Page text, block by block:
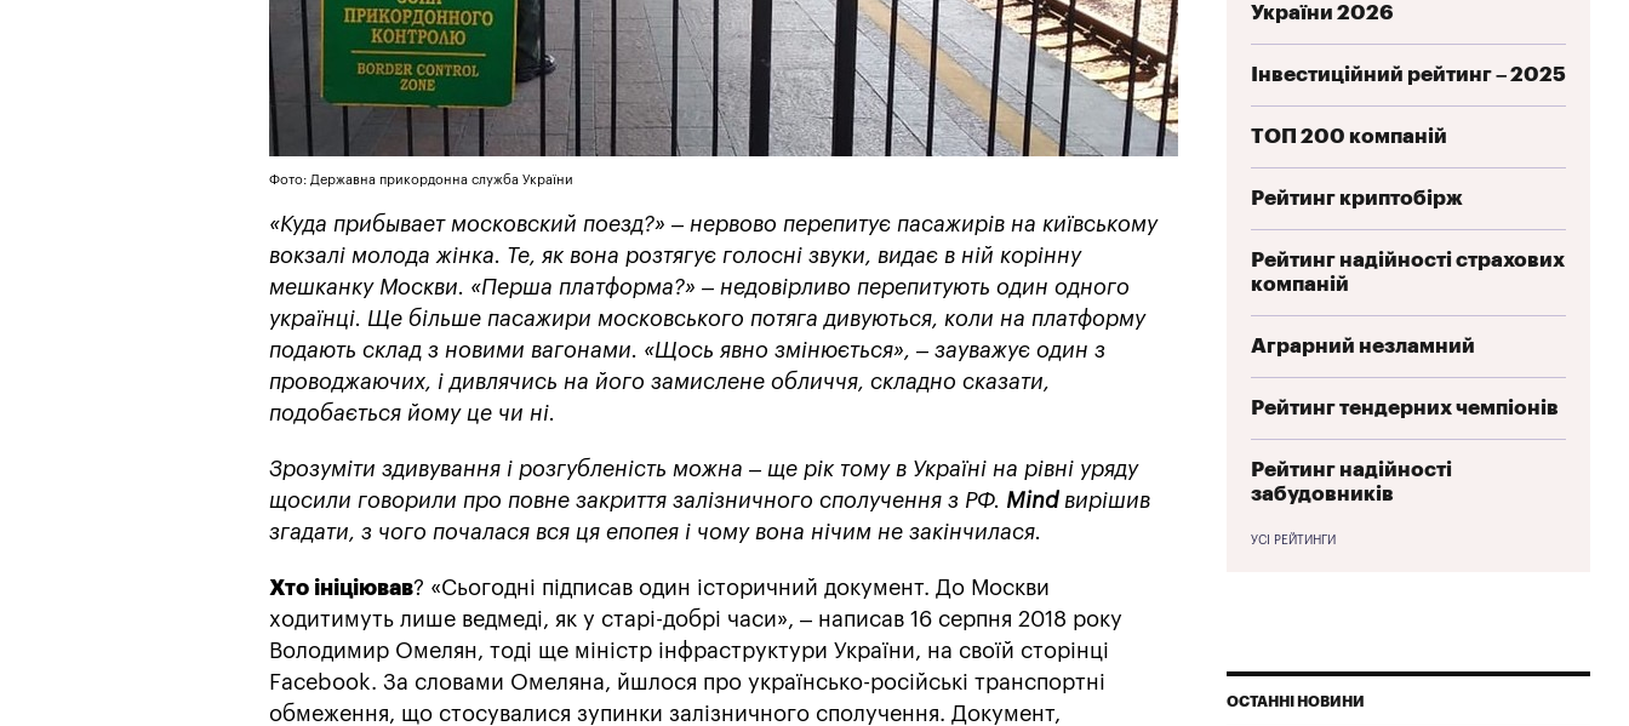
Фото: Державна прикордонна служба України
«Куда прибывает московский поезд?» – нервово перепитує пасажирів на київському
вокзалі молода жінка. Те, як вона розтягує голосні звуки, видає в ній корінну
мешканку Москви. «Перша платформа?» – недовірливо перепитують один одного
українці. Ще більше пасажири московського потяга дивуються, коли на платформу
подають склад з новими вагонами. «Щось явно змінюється», – зауважує один з
проводжаючих, і дивлячись на його замислене обличчя, складно сказати,
подобається йому це чи ні.
Зрозуміти здивування і розгубленість можна – ще рік тому в Україні на рівні уряду
щосили говорили про повне закриття залізничного сполучення з РФ. Mindвирішив
згадати, з чого почалася вся ця епопея і чому вона нічим не закінчилася.
Хто ініціював? «Сьогодні підписав один історичний документ. До Москви
ходитимуть лише ведмеді, як у старі-добрі часи», – написав 16 серпня 2018 року
Володимир Омелян, тоді ще міністр інфраструктури України, на своїй сторінці
Facebook. За словами Омеляна, йшлося про українсько-російські транспортні
обмеження, що стосувалися зупинки залізничного сполучення. Документ,
України 2026
Інвестиційний рейтинг – 2025
ТОП 200 компаній
Рейтинг криптобірж
Рейтинг надійності страхових
компаній
Аграрний незламний
Рейтинг тендерних чемпіонів
Рейтинг надійності
забудовників
УСІ РЕЙТИНГИ
ОСТАННІ НОВИНИ